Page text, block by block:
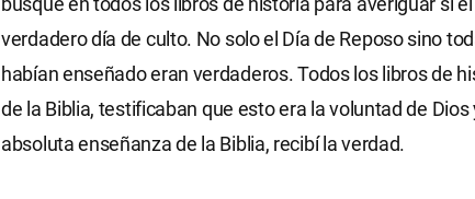
verdadero día de culto. No solo el Día de Reposo sino
habían enseñado eran verdaderos. Todos los libros de
de la Biblia, testificaban que esto era la voluntad de Dios
absoluta enseñanza de la Biblia, recibí la verdad.